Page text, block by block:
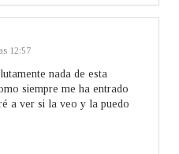
12:57
nada de esta
siempre me ha entrado
a ver si la veo y la puedo